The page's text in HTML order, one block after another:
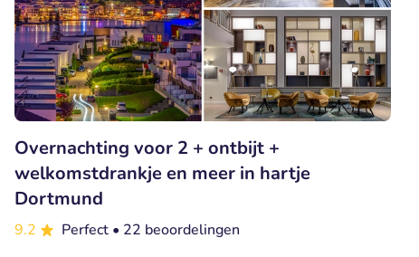
Overnachting voor 2 + ontbijt +
welkomstdrankje en meer in hartje
Dortmund
9.2 Perfect • 22 beoordelingen